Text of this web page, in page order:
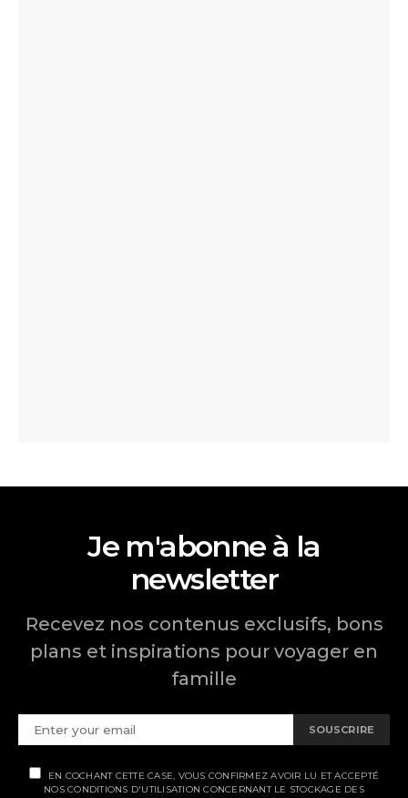
Je m'abonne à la
newsletter
Recevez nos contenus exclusifs, bons
plans et inspirations pour voyager en
famille
SOUSCRIRE
EN COCHANT CETTE CASE, VOUS CONFIRMEZ AVOIR LU ET ACCEPTÉ
NOS CONDITIONS D'UTILISATION CONCERNANT LE STOCKAGE DES